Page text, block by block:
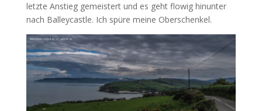
letzte Anstieg gemeistert und es geht flowig hinunter
nach Balleycastle. Ich spüre meine Oberschenkel.